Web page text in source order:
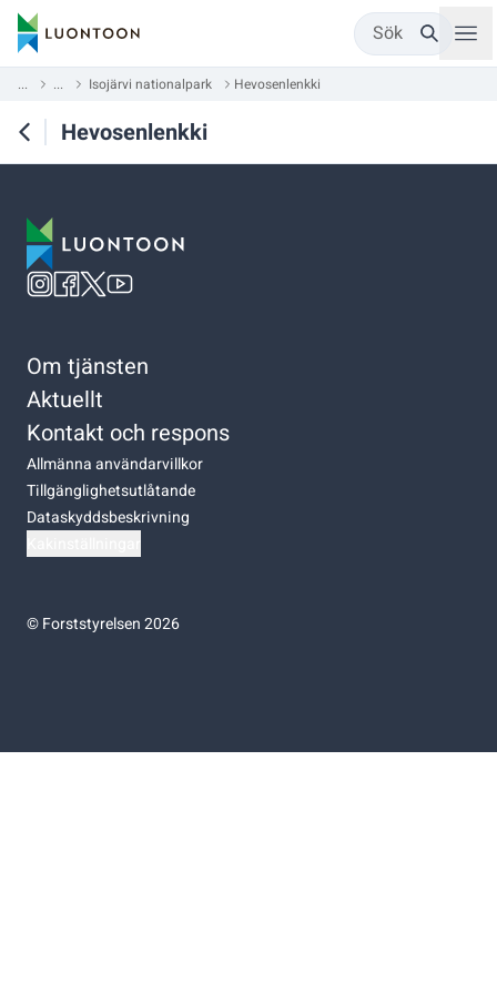
Sök
... ... Isojärvi nationalpark Hevosenlenkki
Hevosenlenkki
Om tjänsten
Aktuellt
Kontakt och respons
Allmänna användarvillkor
Tillgänglighetsutlåtande
Dataskyddsbeskrivning
©Forststyrelsen 2026